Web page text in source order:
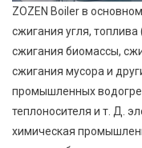
ZOZEN Boiler в
сжигания угля, топлива
сжигания биомассы,
сжигания мусора и
промышленных
теплоносителя и т. Д.
химическая